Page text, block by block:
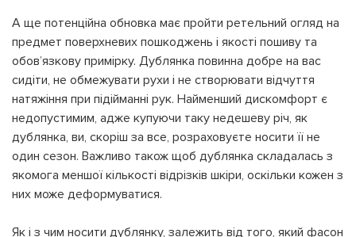
А ще потенційна обновка має пройти ретельний огляд на
предмет поверхневих пошкоджень і якості пошиву та
обов’язкову примірку. Дублянка повинна добре на вас
сидіти, не обмежувати рухи і не створювати відчуття
натяжіння при підійманні рук. Найменший дискомфорт є
недопустимим, адже купуючи таку недешеву річ, як
дублянка, ви, скоріш за все, розраховуєте носити її не
один сезон. Важливо також щоб дублянка складалась з
якомога меншої кількості відрізків шкіри, оскільки кожен з
них може деформуватися.
Як і з чим носити дублянку, залежить від того, який фасон